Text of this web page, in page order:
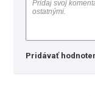
Pridávať